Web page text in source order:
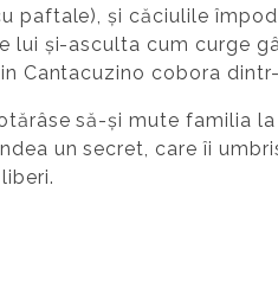
paftale), și căciulile
lui și-asculta cum curge
Cantacuzino cobora
să-și mute familia
un secret, care îi